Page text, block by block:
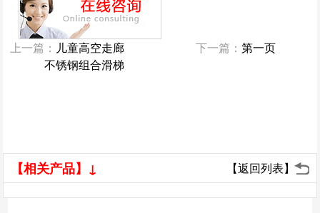
上一篇： 儿童高空走廊
不锈钢组合滑梯
下一篇： 第一页
【返回列表】
【相关产品】↓